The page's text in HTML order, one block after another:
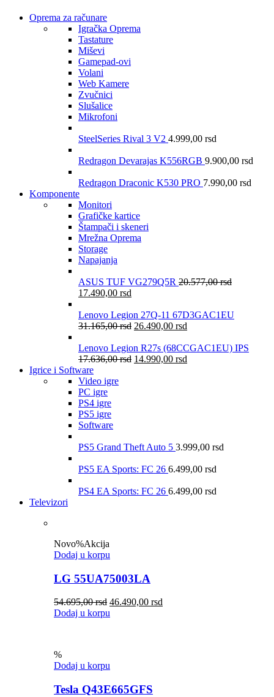
Oprema za računare
Igračka Oprema
Tastature
Miševi
Gamepad-ovi
Volani
Web Kamere
Zvučnici
Slušalice
Mikrofoni
SteelSeries Rival 3 V2 4.999,00 rsd
Redragon Devarajas K556RGB 9.900,00 rsd
Redragon Draconic K530 PRO 7.990,00 rsd
Komponente
Monitori
Grafičke kartice
Štampači i skeneri
Mrežna Oprema
Storage
Napajanja
ASUS TUF VG279Q5R 20.577,00rsd
17.490,00 rsd
Lenovo Legion 27Q-11 67D3GAC1EU
31.165,00rsd 26.490,00 rsd
Lenovo Legion R27s (68CCGAC1EU) IPS
17.636,00rsd 14.990,00 rsd
Igrice i Software
Video igre
PC igre
PS4 igre
PS5 igre
Software
PS5 Grand Theft Auto 5 3.999,00 rsd
PS5 EA Sports: FC 26 6.499,00 rsd
PS4 EA Sports: FC 26 6.499,00 rsd
Televizori
Novo%Akcija
Dodaj u korpu
LG 55UA75003LA
54.695,00rsd 46.490,00 rsd
Dodaj u korpu
%
Dodaj u korpu
Tesla Q43E665GFS